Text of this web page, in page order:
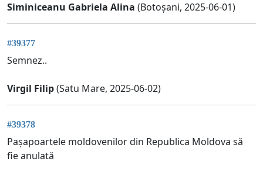
Siminiceanu Gabriela Alina (Botoșani, 2025-06-01)
#39377
Semnez..
Virgil Filip(Satu Mare, 2025-06-02)
#39378
Pașapoartele moldovenilor din Republica Moldova să
fie anulată